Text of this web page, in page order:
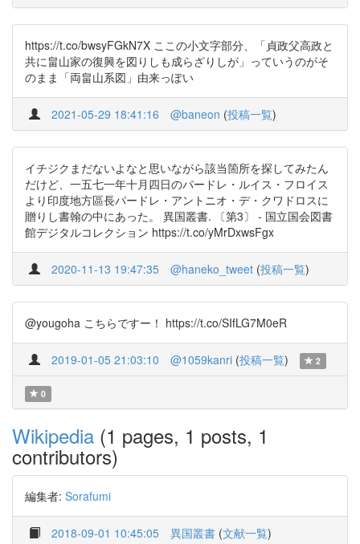
https://t.co/bwsyFGkN7X ここの小文字部分、「貞政父高政と
共に畠山家の復興を図りしも成らざりしが」っていうのがそ
のまま「両畠山系図」由来っぽい
2021-05-29 18:41:16 @baneon (投稿一覧)
イチジクまだないよなと思いながら該当箇所を探してみたん
だけど、一五七一年十月四日のパードレ・ルイス・フロイス
より印度地方區長パードレ・アントニオ・デ・クワドロスに
贈りし書翰の中にあった。 異国叢書. 〔第3〕 - 国立国会図書
館デジタルコレクション https://t.co/yMrDxwsFgx
2020-11-13 19:47:35 @haneko_tweet (投稿一覧)
@yougoha こちらですー！ https://t.co/SIfLG7M0eR
2019-01-05 21:03:10 @1059kanri (投稿一覧) 2
0
Wikipedia (1 pages, 1 posts, 1
contributors)
編集者: Sorafumi
2018-09-01 10:45:05 異国叢書 (文献一覧)